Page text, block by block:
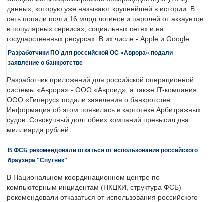
данных, которую уже называют крупнейшей в истории. В
сеть попали почти 16 млрд логинов и паролей от аккаунтов
в популярных сервисах, социальных сетях и на
государственных ресурсах. В их числе - Apple и Google.
Разработчики ПО для российской ОС «Аврора» подали
заявление о банкротстве
Разработчик приложений для российской операционной
системы «Аврора» - ООО «Авроид», а также IT-компания
ООО «Гиперус» подали заявления о банкротстве.
Информация об этом появилась в картотеке Арбитражных
судов. Совокупный долг обеих компаний превысил два
миллиарда рублей.
В ФСБ рекомендовали откаться от использования российского
браузера "Спутник"
В Национальном координационном центре по
компьютерным инцидентам (НКЦКИ, структура ФСБ)
рекомендовали отказаться от использования российского